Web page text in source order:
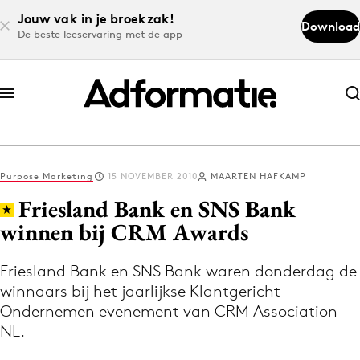
Jouw vak in je broekzak!
De beste leeservaring met de app
Download
Abonneer nu
Abonneer nu
Log in
Volg het laatste nieuws via de Adformatie
Nieuws app
Purpose Marketing 15 NOVEMBER 2010 MAARTEN HAFKAMP
Friesland Bank en SNS Bank
winnen bij CRM Awards
Friesland Bank en SNS Bank waren donderdag de
winnaars bij het jaarlijkse Klantgericht
Ondernemen evenement van CRM Association
NL.